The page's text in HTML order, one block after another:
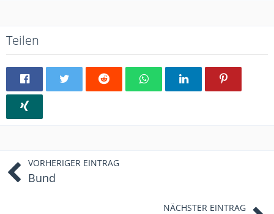
Teilen
VORHERIGER EINTRAG
Bund
NÄCHSTER EINTRAG